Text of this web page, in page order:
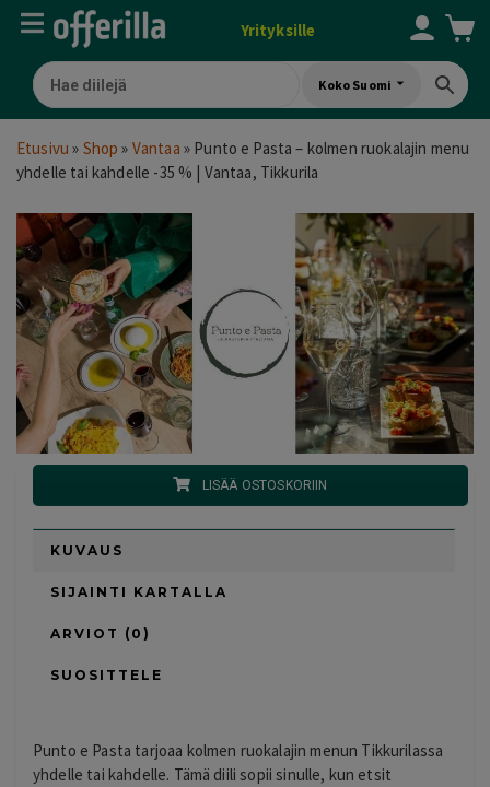
Yrityksille
Koko Suomi
Etusivu » Shop » Vantaa » Punto e Pasta – kolmen ruokalajin menu
yhdelle tai kahdelle -35 % | Vantaa, Tikkurila
LISÄÄ OSTOSKORIIN
KUVAUS
SIJAINTI KARTALLA
ARVIOT (0)
SUOSITTELE
Punto e Pasta tarjoaa kolmen ruokalajin menun Tikkurilassa
yhdelle tai kahdelle. Tämä diili sopii sinulle, kun etsit